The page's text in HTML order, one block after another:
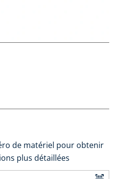
de matériel pour obtenir
plus détaillées